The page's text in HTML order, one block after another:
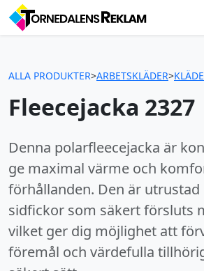
ALLA PRODUKTER>ARBETSKLÄDER>
Fleecejacka 2327
Denna polarfleecejacka är
ge maximal värme och
förhållanden. Den är
sidfickor som säkert försluts
vilket ger dig möjlighet att
föremål och värdefulla